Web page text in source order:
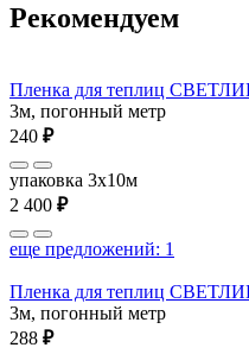
Рекомендуем
Пленка для теплиц
3м, погонный метр
240 ₽
упаковка 3x10м
2 400 ₽
еще предложений: 1
Пленка для теплиц
3м, погонный метр
288 ₽